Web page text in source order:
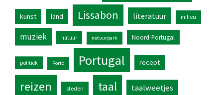
kunst land Lissabon literatuur milieu
muziek natuur natuurpark Noord-Portugal
politiek Porto Portugal recept
reizen steden taal taalweetjes